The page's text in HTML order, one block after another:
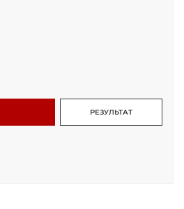
РЕЗУЛЬТАТ